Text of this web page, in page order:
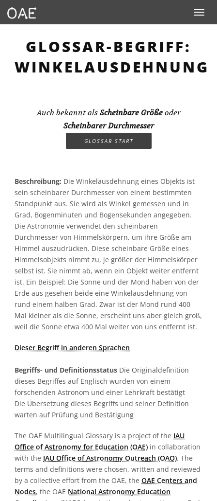
Toggle
GLOSSAR-BEGRIFF:
WINKELAUSDEHNUNG
Auch bekannt als Scheinbare Größeoder
Scheinbarer Durchmesser
GLOSSAR START
Beschreibung: Die Winkelausdehnung eines Objekts ist
sein scheinbarer Durchmesser von einem bestimmten
Standpunkt aus. Sie wird als Winkel gemessen und in
Grad, Bogenminuten und Bogensekunden angegeben.
Die Astronomie verwendet den scheinbaren
Durchmesser von Himmelskörpern, um ihre Größe am
Himmel auszudrücken. Diese scheinbare Größe eines
Himmelsobjekts nimmt zu, je größer der Himmelskörper
selbst ist. Sie nimmt ab, wenn ein Objekt weiter entfernt
ist. Ein Beispiel: Die Sonne und der Mond haben von der
Erde aus gesehen beide eine Winkelausdehnung von
rund einem halben Grad. Zwar ist der Mond rund 400
Mal kleiner als die Sonne, erscheint uns aber gleich groß,
weil die Sonne etwa 400 Mal weiter von uns entfernt ist.
Dieser Begriff in anderen Sprachen
Begriffs- und Definitionsstatus Die Originaldefinition
dieses Begriffes auf Englisch wurden von einem
forschenden Astronom und einer Lehrkraft bestätigt
Die Übersetzung dieses Begriffs und seiner Definition
warten auf Prüfung und Bestätigung
The OAE Multilingual Glossary is a project of the IAU
Office of Astronomy for Education (OAE) in collaboration
with the IAU Office of Astronomy Outreach (OAO). The
terms and definitions were chosen, written and reviewed
by a collective effort from the OAE, the OAE Centers and
Nodes, the OAE National Astronomy Education